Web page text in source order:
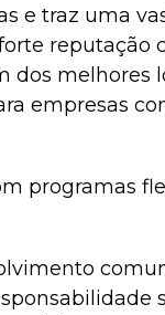
e traz uma
reputação
melhores
empresas
programas